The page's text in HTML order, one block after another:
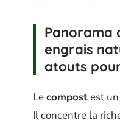
Panorama
engrais
atouts
Lecompostest
Il concentre la